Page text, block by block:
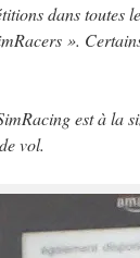
dans toutes
».
est à la
vol.